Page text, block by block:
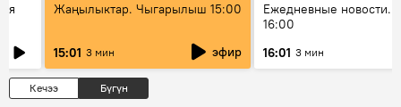
Жаңылыктар. Чыгарылыш 15:00
15:01 3 мин эфир
Ежедневные новости.
16:00
16:01 3 мин
Кечээ Бүгүн